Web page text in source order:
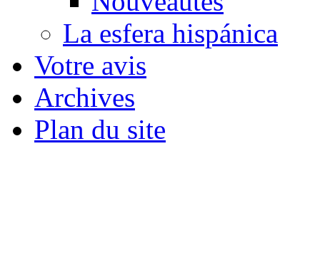
La esfera hispánica
Votre avis
Archives
Plan du site